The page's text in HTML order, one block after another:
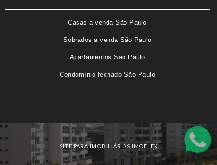
Casas a venda São Paulo
Sobrados a venda São Paulo
Apartamentos São Paulo
Condomínio fechado São Paulo
SITE PARA IMOBILIÁRIAS IMOFLEX